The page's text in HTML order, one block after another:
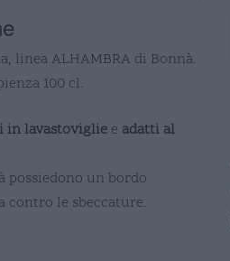
linea ALHAMBRA di Bonnà.
100 cl.
in lavastoviglie e adatti al
possiedono un bordo
le sbeccature.